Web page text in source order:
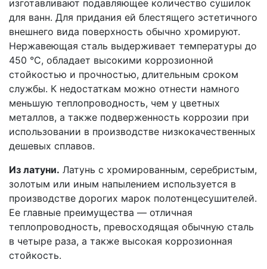
изготавливают подавляющее количество сушилок
для ванн. Для придания ей блестящего эстетичного
внешнего вида поверхность обычно хромируют.
Нержавеющая сталь выдерживает температуры до
450 °С, обладает высокими коррозионной
стойкостью и прочностью, длительным сроком
службы. К недостаткам можно отнести намного
меньшую теплопроводность, чем у цветных
металлов, а также подверженность коррозии при
использовании в производстве низкокачественных
дешевых сплавов.
Из латуни. Латунь с хромированным, серебристым,
золотым или иным напылением используется в
производстве дорогих марок полотенцесушителей.
Ее главные преимущества — отличная
теплопроводность, превосходящая обычную сталь
в четыре раза, а также высокая коррозионная
стойкость.